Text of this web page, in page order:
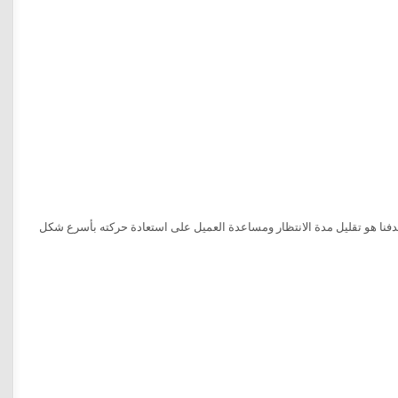
هو تقليل مدة الانتظار ومساعدة العميل على استعادة حركته بأسرع شكل